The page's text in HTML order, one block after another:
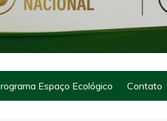
Espaço Ecológico Contato